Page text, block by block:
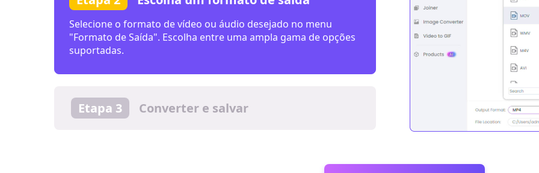
Etapa 3
arquivos estarão prontos em segundos.